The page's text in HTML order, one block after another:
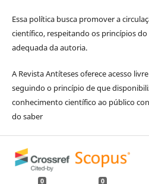
Essa política busca promover a
científico, respeitando os princípios
adequada da autoria.
A Revista Antíteses oferece acesso
seguindo o princípio de que
conhecimento científico ao público
do saber
0 0